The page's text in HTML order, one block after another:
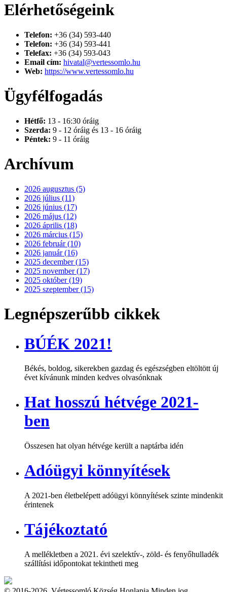
Elérhetőségeink
Telefon: +36 (34) 593-440
Telefon: +36 (34) 593-441
Telefax: +36 (34) 593-043
Email cím: hivatal@vertessomlo.hu
Web: https://www.vertessomlo.hu
Ügyfélfogadás
Hétfő: 13 - 16:30 óráig
Szerda: 9 - 12 óráig és 13 - 16 óráig
Péntek: 9 - 11 óráig
Archívum
2026 augusztus (5)
2026 július (11)
2026 június (17)
2026 május (12)
2026 április (18)
2026 március (15)
2026 február (10)
2026 január (16)
2025 december (15)
2025 november (17)
2025 október (19)
2025 szeptember (15)
Legnépszerűbb cikkek
BÚÉK 2021!
Békés, boldog, sikerekben gazdag és egészségben eltöltött új
évet kívánunk minden kedves olvasónknak
Hat hosszú hétvége 2021-
ben
Összesen hat olyan hétvége került a naptárba idén
Adóügyi könnyítések
A 2021-ben életbelépett adóügyi könnyítések szinte mindenkit
érintenek
Tájékoztató
A mellékletben a 2021. évi szelektív-, zöld- és fenyőhulladék
szállítási időpontokat tekintheti meg